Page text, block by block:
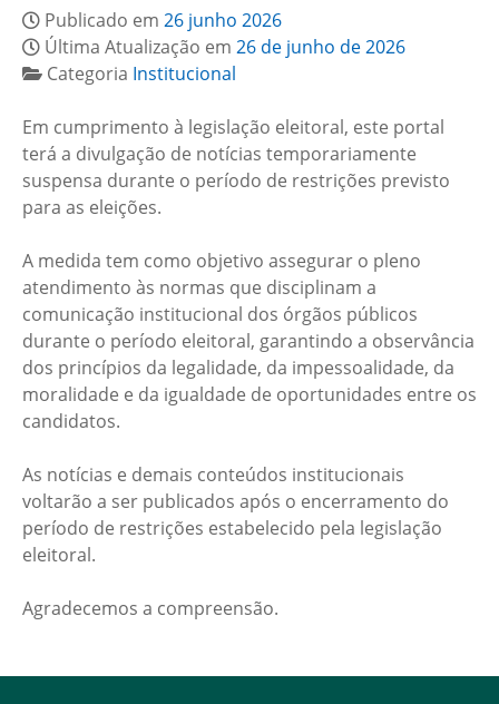
Publicado em 26 junho 2026
Última Atualização em 26 de junho de 2026
Categoria Institucional
Em cumprimento à legislação eleitoral, este portal
terá a divulgação de notícias temporariamente
suspensa durante o período de restrições previsto
para as eleições.
A medida tem como objetivo assegurar o pleno
atendimento às normas que disciplinam a
comunicação institucional dos órgãos públicos
durante o período eleitoral, garantindo a observância
dos princípios da legalidade, da impessoalidade, da
moralidade e da igualdade de oportunidades entre os
candidatos.
As notícias e demais conteúdos institucionais
voltarão a ser publicados após o encerramento do
período de restrições estabelecido pela legislação
eleitoral.
Agradecemos a compreensão.